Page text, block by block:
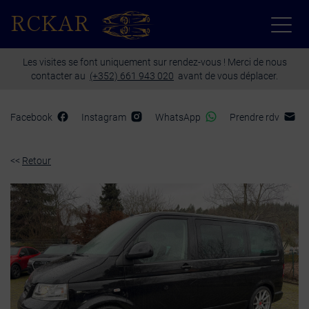
RCKAR
Les visites se font uniquement sur rendez-vous ! Merci de nous
contacter au (+352) 661 943 020 avant de vous déplacer.
Facebook Instagram WhatsApp Prendre rdv
<< Retour